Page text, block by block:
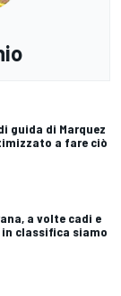
guida di Marquez
a fare ciò
a volte cadi e
in classifica siamo